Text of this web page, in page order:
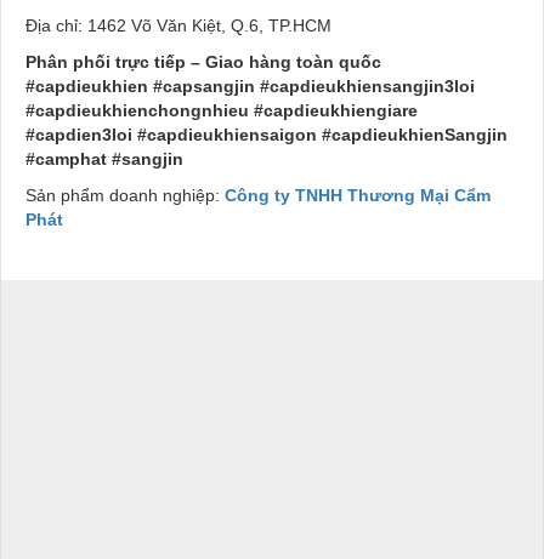
Địa chỉ: 1462 Võ Văn Kiệt, Q.6, TP.HCM
Phân phối trực tiếp – Giao hàng toàn quốc
#capdieukhien #capsangjin #capdieukhiensangjin3loi
#capdieukhienchongnhieu #capdieukhiengiare
#capdien3loi #capdieukhiensaigon #capdieukhienSangjin
#camphat #sangjin
Sản phẩm doanh nghiệp: Công ty TNHH Thương Mại Cẩm
Phát